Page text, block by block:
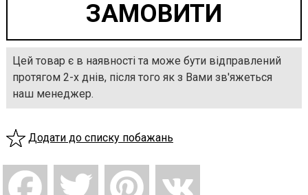
Цей товар є в наявності та може бути відправлений
протягом 2-х днів, після того як з Вами зв'яжеться
наш менеджер.
Додати до списку побажань